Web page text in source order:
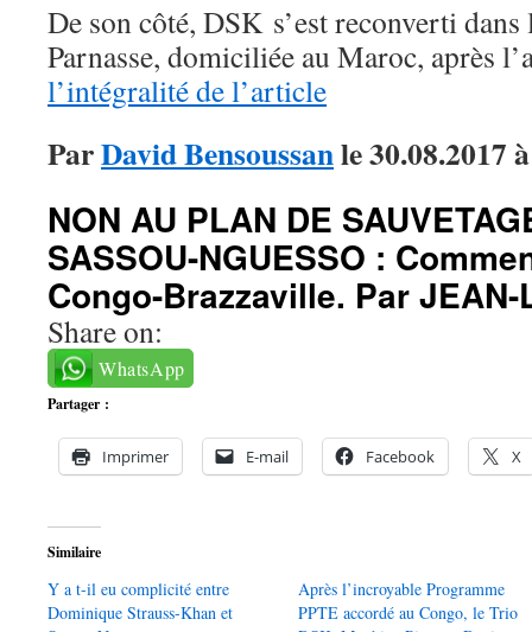
De son côté, DSK s’est reconverti
Parnasse, domiciliée au Maroc, après
l’intégralité de l’article
ParDavid Bensoussanle 30.08.2017
NON AU PLAN DE
SASSOU-NGUESSO :
Congo-Brazzaville. Par JEAN-
Share on:
WhatsApp
Partager :
Imprimer E-mail Facebook X
Similaire
Y a t-il eu complicité entre
Dominique Strauss-Khan et
Après l’incroyable Programme
PPTE accordé au Congo, le Trio